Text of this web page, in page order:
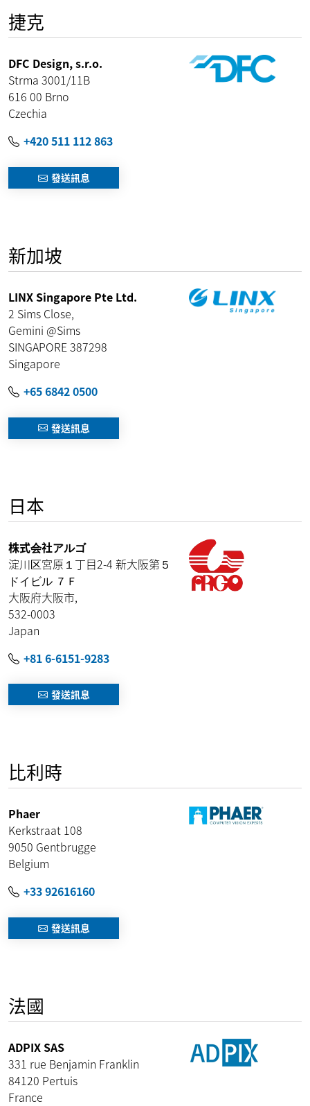
捷克
DFC Design, s.r.o.
Strma 3001/11B
616 00 Brno
Czechia
+420 511 112 863
發送訊息
新加坡
LINX Singapore Pte Ltd.
2 Sims Close,
Gemini @Sims
SINGAPORE387298
Singapore
+65 6842 0500
發送訊息
日本
株式会社アルゴ
淀川区宮原１丁目2-4 新大阪第５
ドイビル ７Ｆ
大阪府大阪市,
532-0003
Japan
+81 6-6151-9283
發送訊息
比利時
Phaer
Kerkstraat 108
9050 Gentbrugge
Belgium
+33 92616160
發送訊息
法國
ADPIX SAS
331 rue Benjamin Franklin
84120 Pertuis
France